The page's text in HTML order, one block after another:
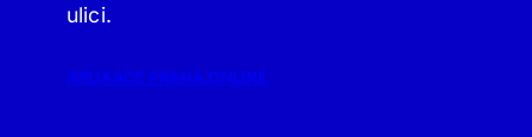
ulici.
APLIKACE PRAHA.ONLINE